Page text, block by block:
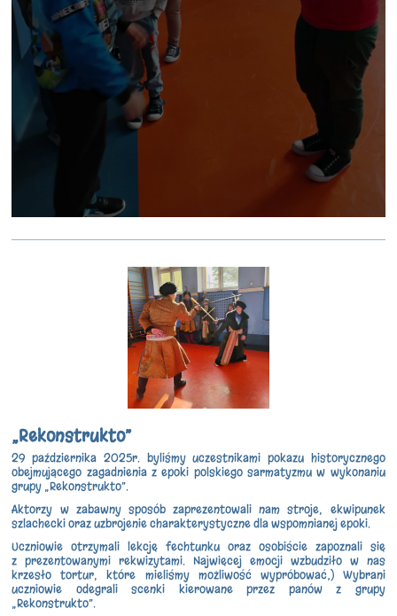
„Rekonstrukto”
29 października 2025r. byliśmy uczestnikami pokazu historycznego
obejmującego zagadnienia z epoki polskiego sarmatyzmu w wykonaniu
grupy „Rekonstrukto”.
Aktorzy w zabawny sposób zaprezentowali nam stroje, ekwipunek
szlachecki oraz uzbrojenie charakterystyczne dla wspomnianej epoki.
Uczniowie otrzymali lekcję fechtunku oraz osobiście zapoznali się
z prezentowanymi rekwizytami. Najwięcej emocji wzbudziło w nas
krzesło tortur, które mieliśmy możliwość wypróbować;) Wybrani
uczniowie odegrali scenki kierowane przez panów z grupy
„Rekonstrukto”.